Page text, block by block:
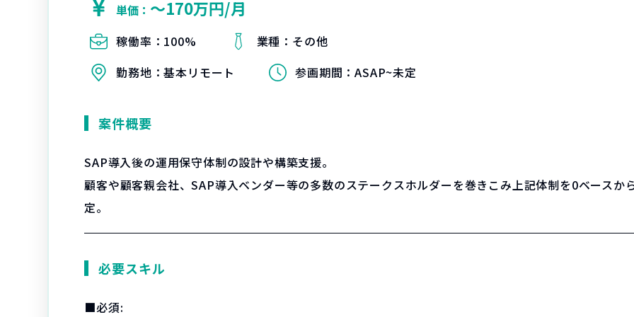
単価： 〜170万円/月
稼働率： 100% 業種： その他
勤務地：基本リモート 参画期間：ASAP~未定
案件概要
SAP導入後の運用保守体制の設計や構築支援。
顧客や顧客親会社、SAP導入ベンダー等の多数のステークスホルダーを巻きこみ上記体制を0ベースか
定。
必要スキル
■必須: